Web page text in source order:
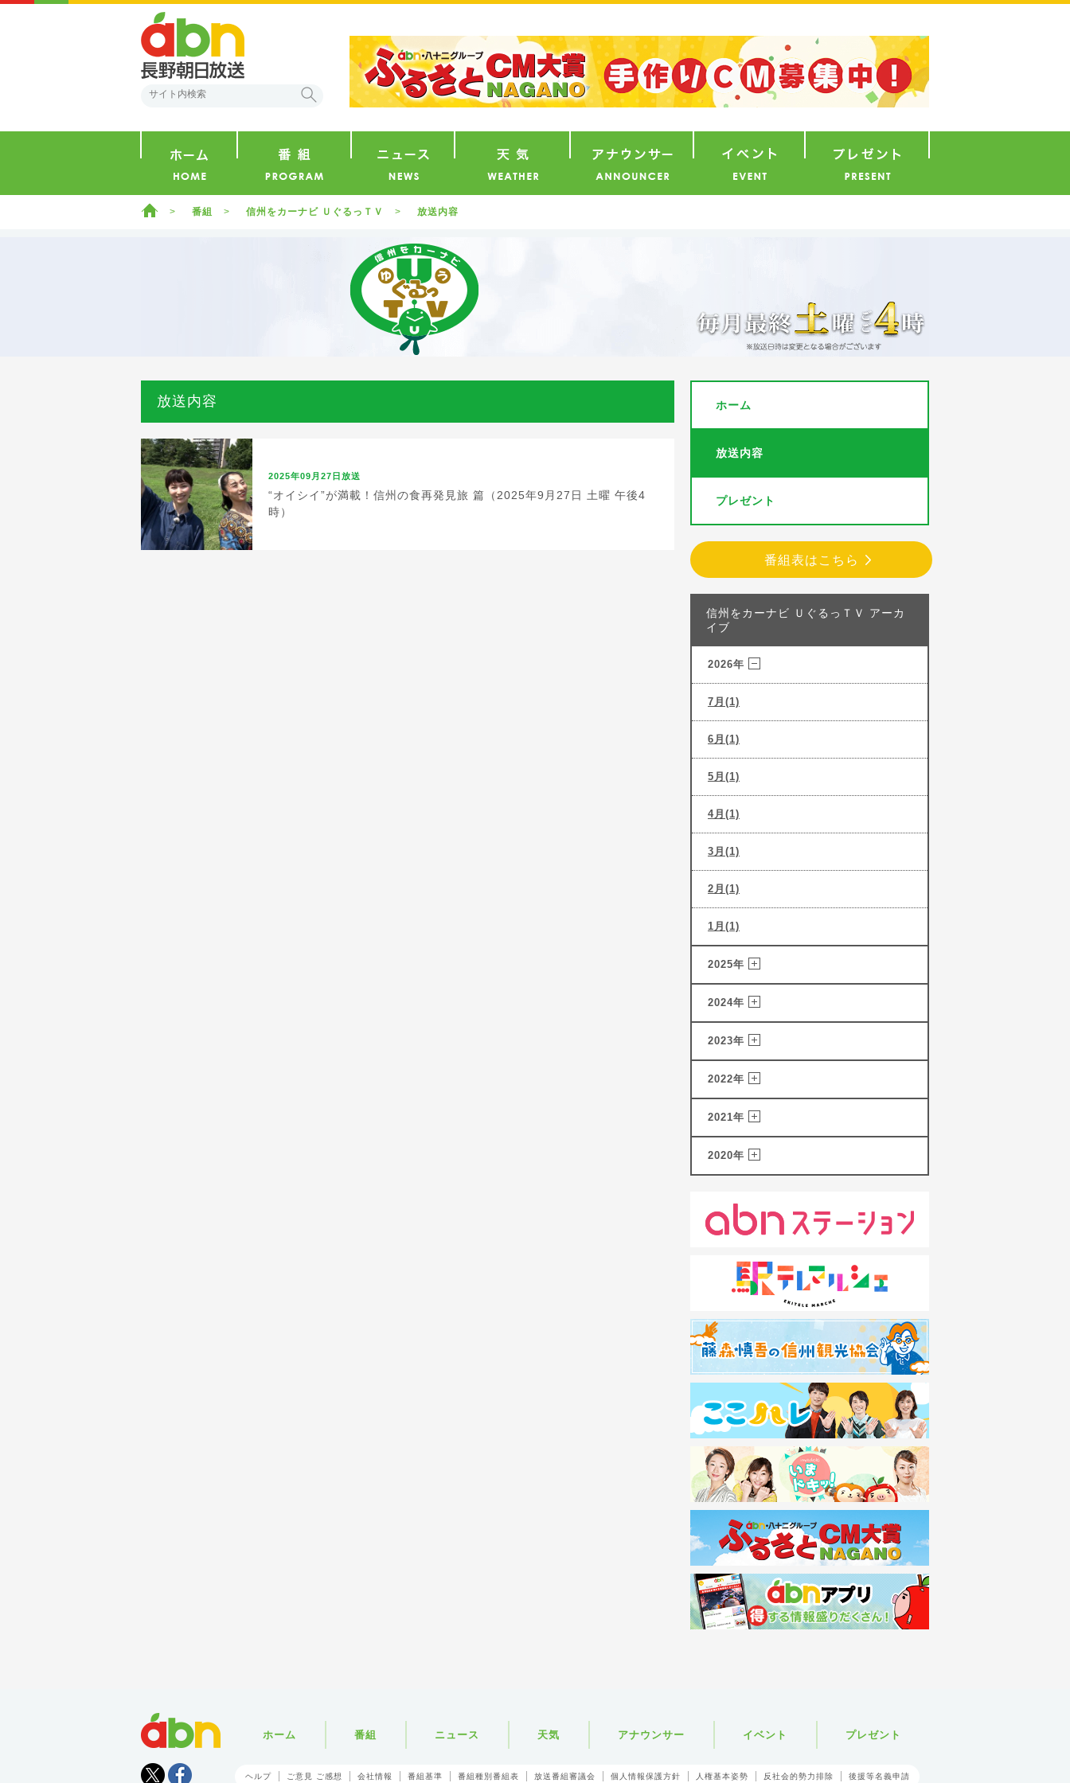
ホーム 番組 信州をカーナビ ＵぐるっＴＶ 放送内容
放送内容
2025年09月27日放送
“オイシイ”が満載！信州の食再発見旅 篇（2025年9月27日 土曜 午後4
時）
ホーム
放送内容
プレゼント
番組表はこちら
信州をカーナビ ＵぐるっＴＶ アーカ
イブ
2026年
7月(1)
6月(1)
5月(1)
4月(1)
3月(1)
2月(1)
1月(1)
2025年
2024年
2023年
2022年
2021年
2020年
Tweet
ホーム 番組 ニュース 天気 アナウンサー イベント プレゼント
ヘルプ ご意見 ご感想 会社情報 番組基準 番組種別番組表 放送番組審議会 個人情報保護方針 人権基本姿勢 反社会的勢力排除 後援等名義申請